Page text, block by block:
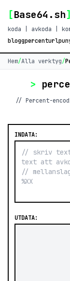
[Base64.sh]
koda | avkoda |
bloggpercenturl
Hem/Alla verktyg/
>
// Percent-
INDATA:
UTDATA: